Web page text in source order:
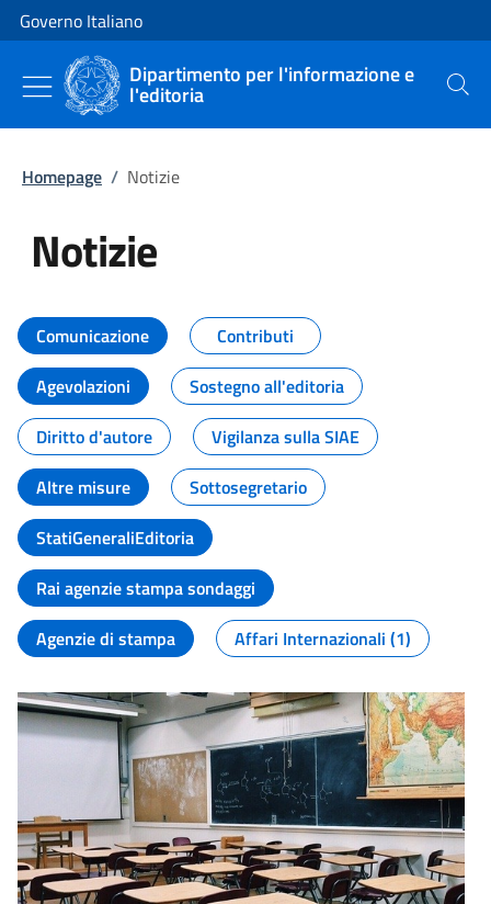
Vai al contenuto
Vai alla navigazione del sito
Governo Italiano
Dipartimento per l'informazione e
l'editoria Cerca
Homepage / Notizie
Notizie
Tutti i contenuti della pagina
Comunicazione
Contributi
Agevolazioni
Sostegno all'editoria
Diritto d'autore
Vigilanza sulla SIAE
Altre misure
Sottosegretario
StatiGeneraliEditoria
Rai agenzie stampa sondaggi
Agenzie di stampa
Affari Internazionali (1)